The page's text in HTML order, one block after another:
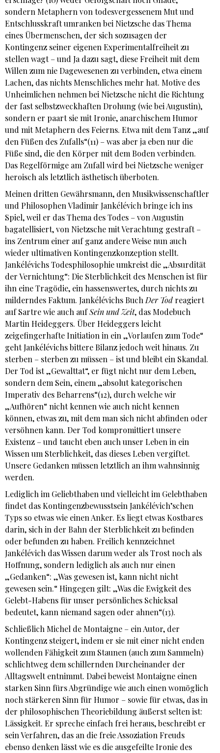
sondern Metaphern von todesvergessenem Mut und
Entschlusskraft umranken bei Nietzsche das Thema
eines Übermenschen, der sich sozusagen der
Kontingenz seiner eigenen Experimentalfreiheit zu
stellen wagt – und Ja dazu sagt, diese Freiheit mit dem
Willen zum nie Dagewesenen zu verbinden, etwa einem
Lachen, das nichts Menschliches mehr hat. Motive des
Unheimlichen nehmen bei Nietzsche nicht die Richtung
der fast selbstzweckhaften Drohung (wie bei Augustin),
sondern er paart sie mit Ironie, anarchischem Humor
und mit Metaphern des Feierns. Etwa mit dem Tanz „auf
den Füßen des Zufalls“(11) – was aber ja eben nur die
Füße sind, die den Körper mit dem Boden verbinden.
Das Regelförmige am Zufall wird bei Nietzsche weniger
heroisch als letztlich ästhetisch überboten.
Meinen dritten Gewährsmann, den Musikwissenschaftler
und Philosophen Vladimir Jankélévich bringe ich ins
Spiel, weil er das Thema des Todes – von Augustin
bagatellisiert, von Nietzsche mit Verachtung gestraft –
ins Zentrum einer auf ganz andere Weise nun auch
wieder ultimativen Kontingenzkonzeption stellt.
Jankélévichs Todesphilosophie umkreist die „Absurdität
der Vernichtung“: Die Sterblichkeit des Menschen ist für
ihn eine Tragödie, ein hassenswertes, durch nichts zu
milderndes Faktum. Jankélévichs BuchDer Tod reagiert
auf Sartre wie auch aufSein und Zeit, das Modebuch
Martin Heideggers. Über Heideggers leicht
zeigefingerhafte Initiation in ein „Vorlaufen zum Tode“
geht Jankélévichs bittere Bilanz jedoch weit hinaus. Zu
sterben – sterben zu müssen – ist und bleibt ein Skandal.
Der Tod ist „Gewalttat“, er fügt nicht nur dem Leben,
sondern dem Sein, einem „absolut kategorischen
Imperativ des Beharrens“(12), durch welche wir
„Aufhören“ nicht kennen wie auch nicht kennen
können, etwas zu, mit dem man sich nicht abfinden oder
versöhnen kann. Der Tod kompromittiert unsere
Existenz – und taucht eben auch unser Leben in ein
Wissen um Sterblichkeit, das dieses Leben vergiftet.
Unsere Gedanken müssen letztlich an ihm wahnsinnig
werden.
Lediglich im Geliebthaben und vielleicht im Gelebthaben
findet das Kontingenzbewusstsein Jankélévich’schen
Typs so etwas wie einen Anker. Es liegt etwas Kostbares
darin, sich in der Bahn der Sterblichkeit zu befinden
oder befunden zu haben. Freilich kennzeichnet
Jankélévich das Wissen darum weder als Trost noch als
Hoffnung, sondern lediglich als auch nur einen
„Gedanken“: „Was gewesen ist, kann nicht nicht
gewesen sein.“ Hingegen gilt: „Was die Ewigkeit des
Gelebt-Habens für unser persönliches Schicksal
bedeutet, kann niemand sagen oder ahnen“(13).
Schließlich Michel de Montaigne – ein Autor, der
Kontingenz steigert, indem er sie mit einer nicht enden
wollenden Fähigkeit zum Staunen (auch zum Sammeln)
schlichtweg dem schillernden Durcheinander der
Alltagswelt entnimmt. Dabei beweist Montaigne einen
starken Sinn fürs Abgründige wie auch einen womöglich
noch stärkeren Sinn für Humor – sowie für etwas, das in
der philosophischen Theoriebildung äußerst selten ist:
Lässigkeit. Er spreche einfach frei heraus, beschreibt er
sein Verfahren, das an die freie Assoziation Freuds
ebenso denken lässt wie es die ausgefeilte Ironie des